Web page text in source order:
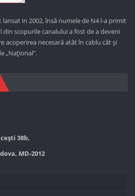
in 2002, însă numele de N4 l-a primit
din scopurile canalului a fost de a deveni
acoperirea necesară atât în cablu cât și
„Național”.
38b,
MD-2012